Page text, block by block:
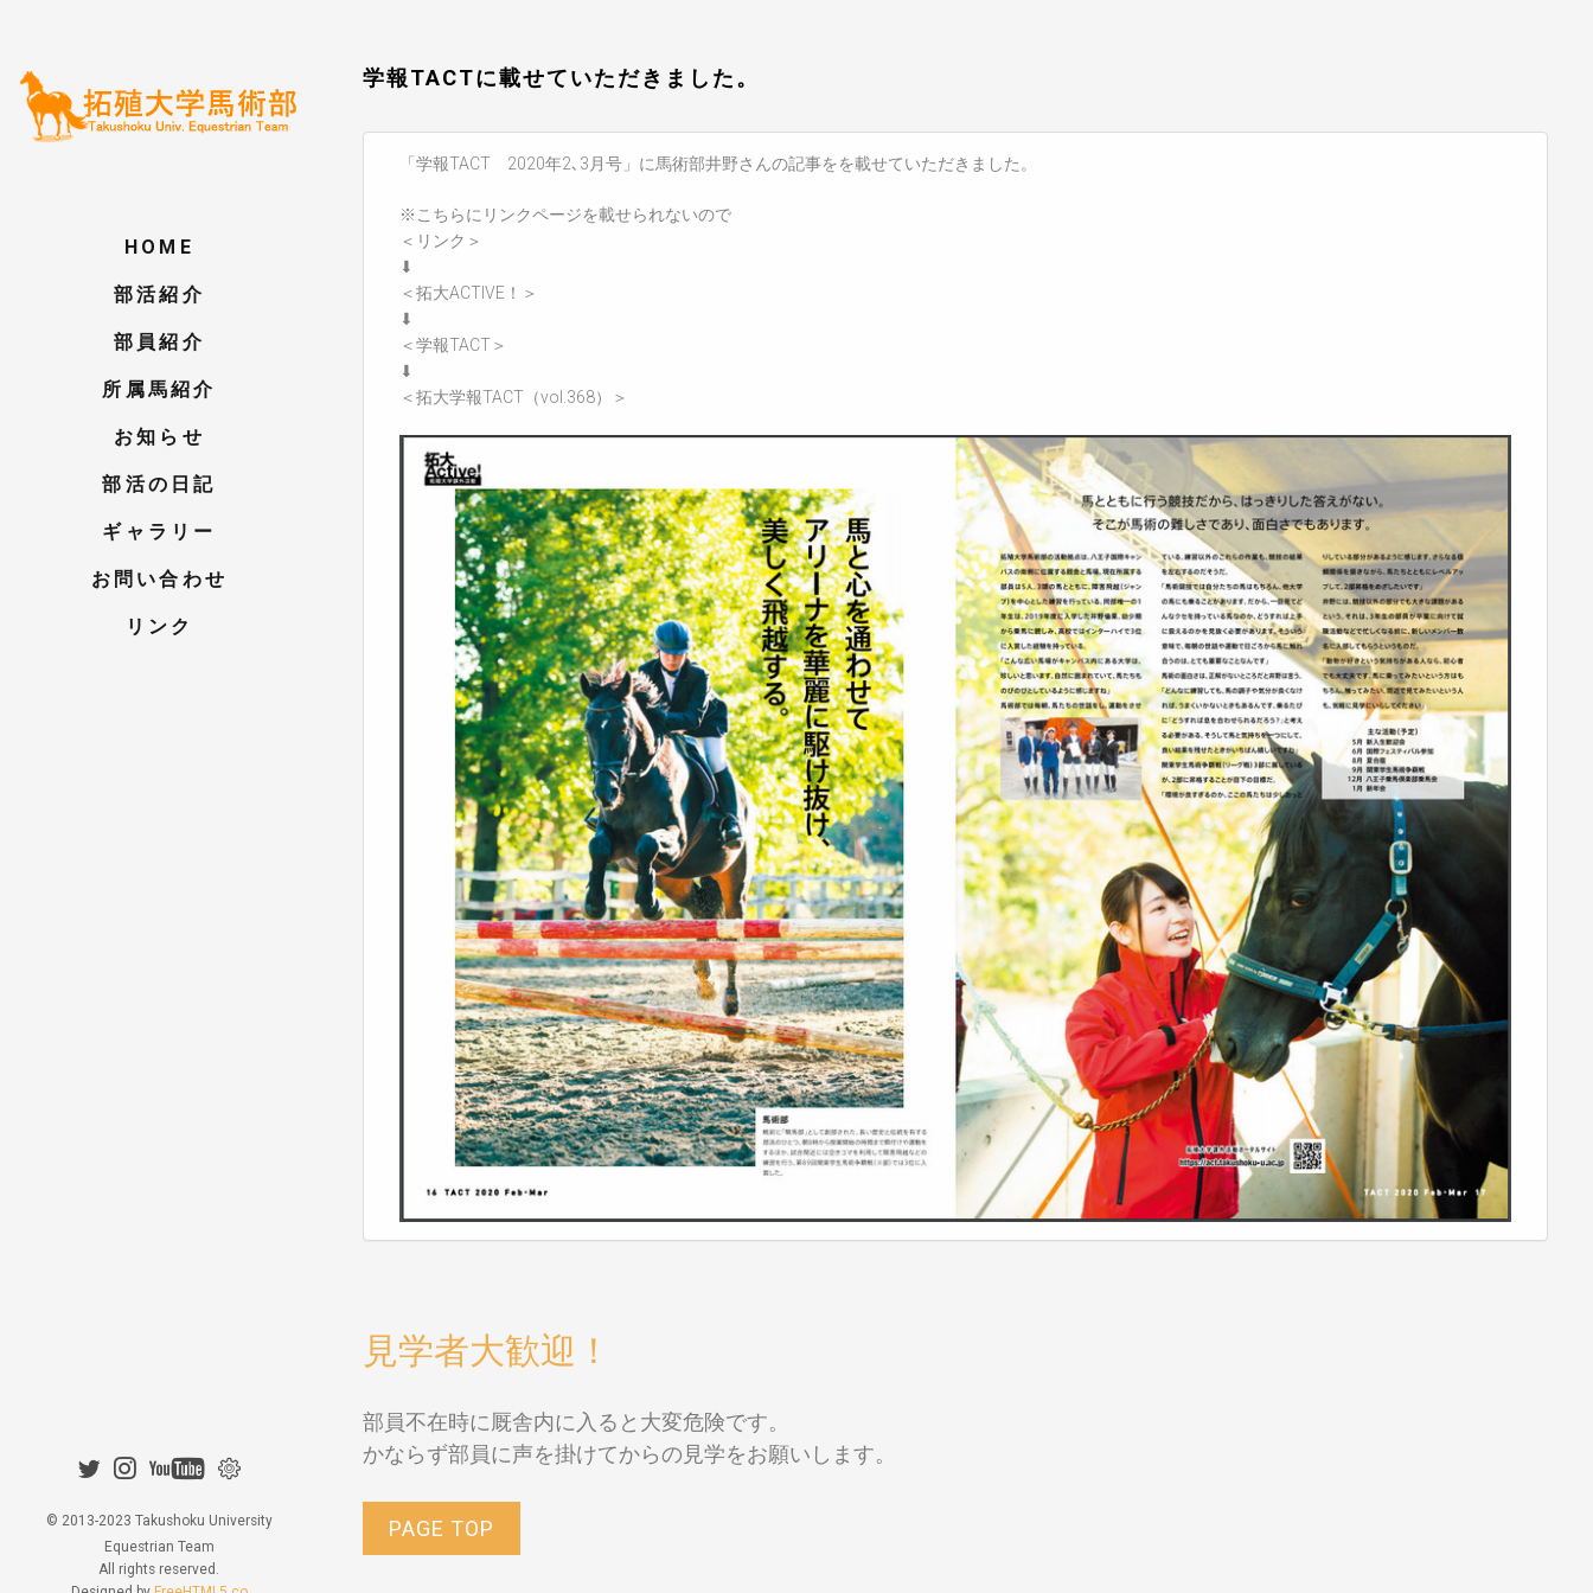
HOME
部活紹介
部員紹介
所属馬紹介
お知らせ
部活の日記
ギャラリー
お問い合わせ
リンク
© 2013-2023 Takushoku University
Equestrian Team
All rights reserved.
学報TACTに載せていただきました。
「学報TACT 2020年2､3月号」に馬術部井野さんの記事をを載せていただきました。
※こちらにリンクページを載せられないので
＜リンク＞
⬇
＜拓大ACTIVE！＞
⬇
＜学報TACT＞
⬇
＜拓大学報TACT（vol.368）＞
見学者大歓迎！
部員不在時に厩舎内に入ると大変危険です。
かならず部員に声を掛けてからの見学をお願いします。
PAGE TOP